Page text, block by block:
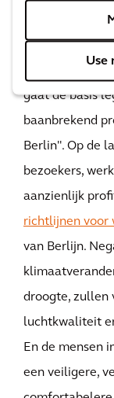
Use
De richtlijnen
samenwerking
gaat de basis
baanbrekend
Berlin". Op de
bezoekers,
aanzienlijk
richtlijnen voor
van Berlijn.
droogte, zullen
luchtkwaliteit
En de mensen
een veiligere,